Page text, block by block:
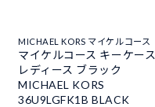
MICHAEL KORS マイケルコース
マイケルコース キーケース
レディース ブラック
MICHAEL KORS
36U9LGFK1B BLACK